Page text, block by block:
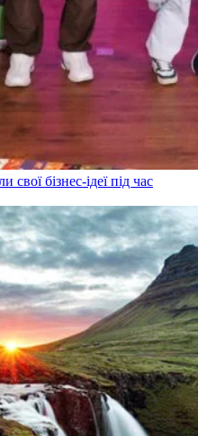
свої бізнес-ідеї під час